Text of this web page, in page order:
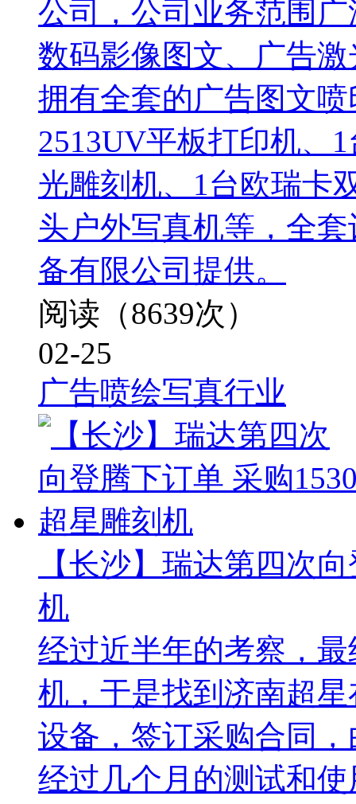
公司，公司业务范围
数码影像图文、广告
拥有全套的广告图文
2513UV平板打印机、
光雕刻机、1台欧瑞卡
头户外写真机等，全
备有限公司提供。
阅读（8639次）
02-25
广告喷绘写真行业
【长沙】瑞达第四次
机
经过近半年的考察，
机，于是找到济南超
设备，签订采购合同
经过几个月的测试和